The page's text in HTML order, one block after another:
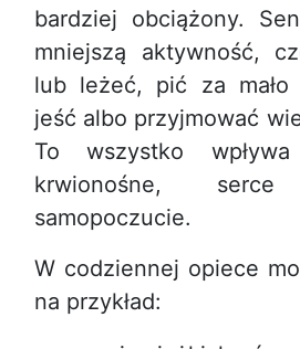
bardziej obciążony.
mniejszą aktywność,
lub leżeć, pić za mało
jeść albo przyjmować
To wszystko
krwionośne,
samopoczucie.
W codziennej opiece
na przykład: